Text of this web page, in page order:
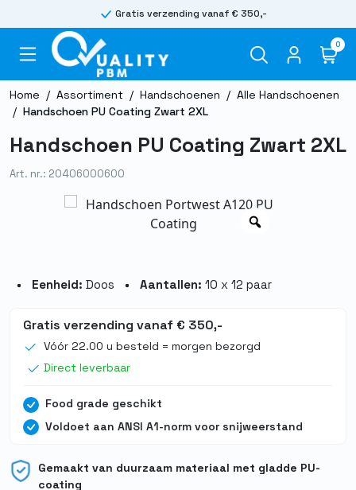
Gratis verzending vanaf € 350,-
0
Home / Assortiment / Handschoenen / Alle Handschoenen
/ Handschoen PU Coating Zwart 2XL
Handschoen PU Coating Zwart 2XL
Art. nr.: 20406000600
Eenheid: Doos Aantallen: 10 x 12 paar
Gratis verzending vanaf € 350,-
Vóór 22.00 u besteld = morgen bezorgd
Direct leverbaar
Food grade geschikt
Voldoet aan ANSI A1-norm voor snijweerstand
Gemaakt van duurzaam materiaal met gladde PU-
coating